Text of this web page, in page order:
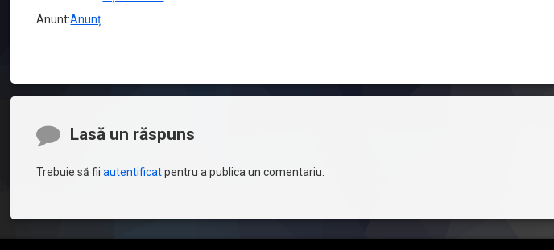
Anunt:Anunț
Comentarii
Lasă un răspuns
Trebuie să fiiautentificatpentru a publica un comentariu.